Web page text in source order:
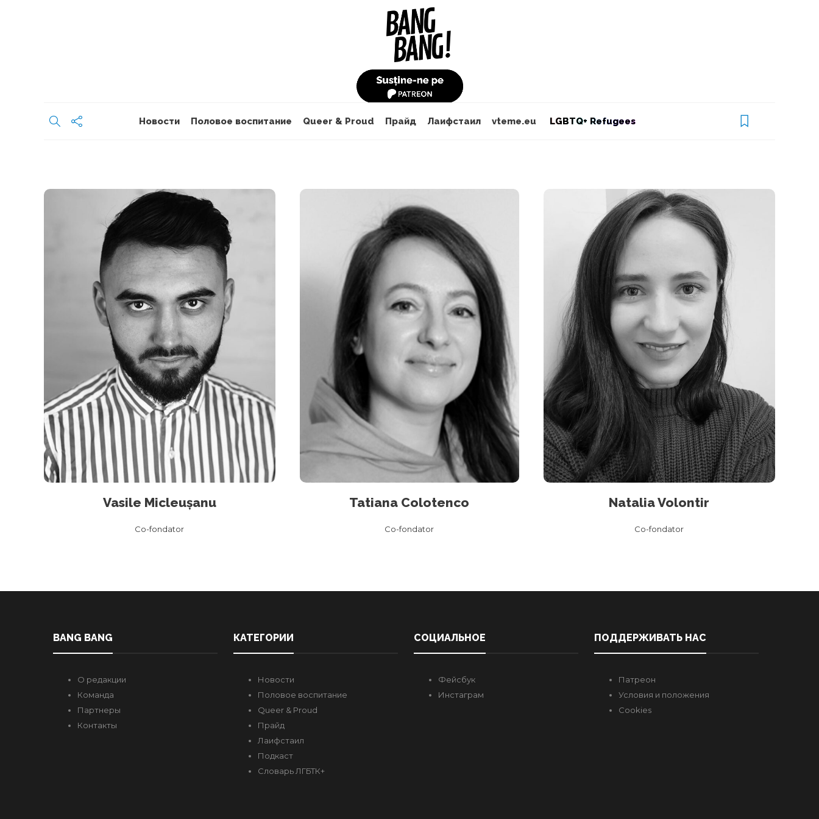
Новости Половое воспитание Queer & Proud Прайд Лаифстаил vteme.eu LGBTQ+ Refugees
Vasile Micleușanu
Co-fondator
Tatiana Colotenco
Co-fondator
Natalia Volontir
Co-fondator
BANG BANG
О редакции
Команда
Партнеры
Контакты
КАТЕГОРИИ
Новости
Половое воспитание
Queer & Proud
Прайд
Лаифстаил
Подкаст
Словарь ЛГБТК+
СОЦИАЛЬНОЕ
Фейсбук
Инстаграм
ПОДДЕРЖИВАТЬ НАС
Патреон
Условия и положения
Cookies